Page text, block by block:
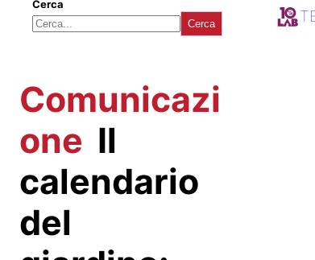
Cerca
Cerca
Comunicazi
one Il
calendario
del